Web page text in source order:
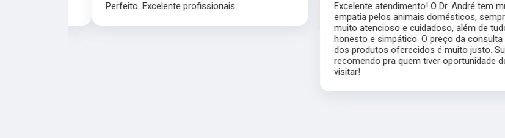
Perfeito. Excelente profissionais.
Excelente atendimento! O Dr. André tem muita
empatia pelos animais domésticos, sempre
muito atencioso e cuidadoso, além de tudo
honesto e simpático. O preço da consulta e
dos produtos oferecidos é muito justo. Super
recomendo pra quem tiver oportunidade de
visitar!
‹